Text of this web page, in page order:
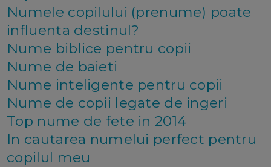
Numele copilului (prenume) poate
influenta destinul?
Nume biblice pentru copii
Nume de baieti
Nume inteligente pentru copii
Nume de copii legate de ingeri
Top nume de fete in 2014
In cautarea numelui perfect pentru
copilul meu